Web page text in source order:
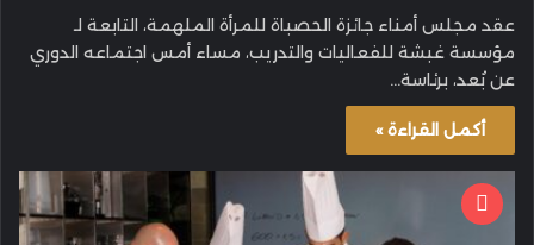
عقد مجلس أمناء جائزة الحصباة للمرأة الملهمة، التابعة لـ
مؤسسة غبشة للفعاليات والتدريب، مساء أمس اجتماعه الدوري
عن بُعد، برئاسة…
أكمل القراءة »